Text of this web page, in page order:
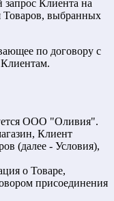
Клиента на
Товаров, выбранных
по договору с
ООО "Оливия".
Клиент
(далее - Условия),
о Товаре,
присоединения